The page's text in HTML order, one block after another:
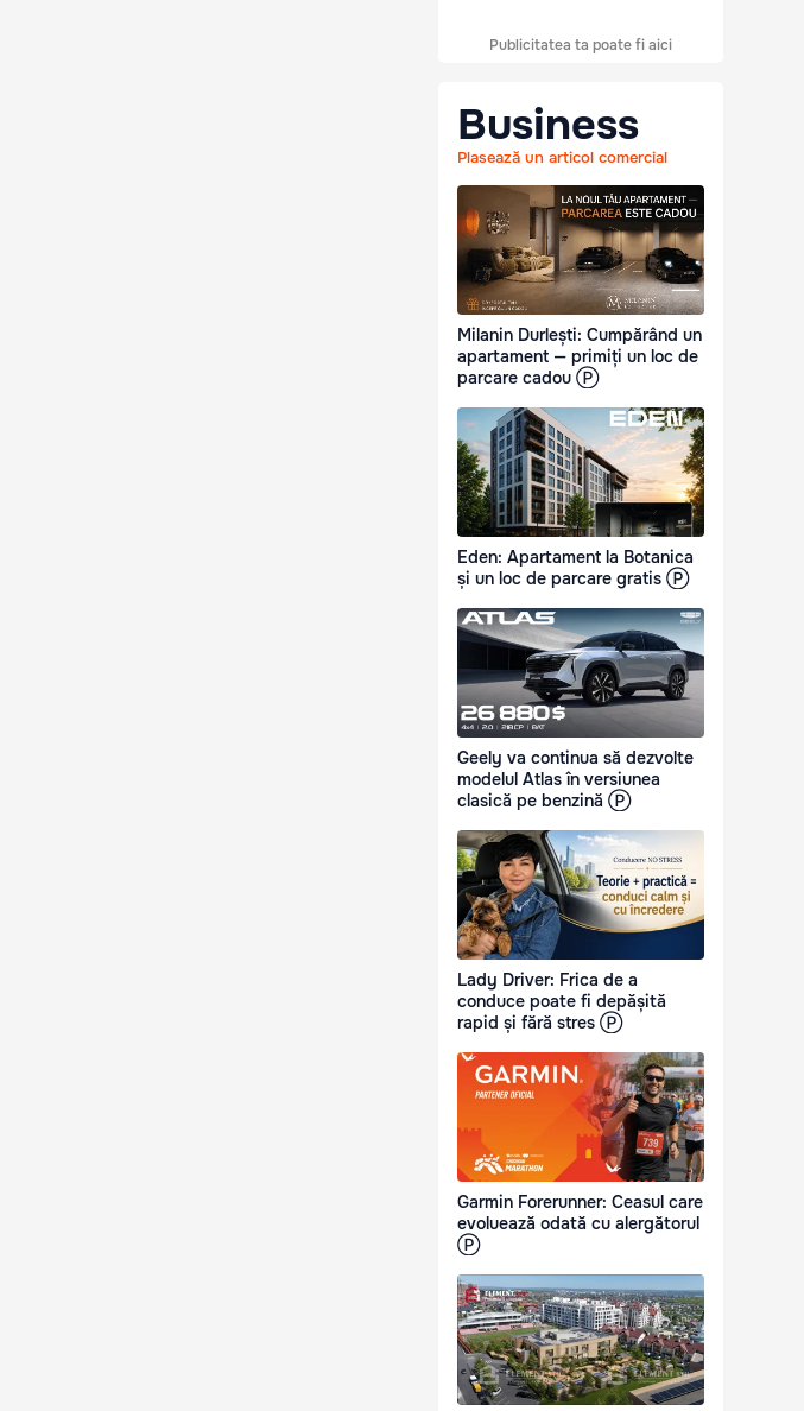
Publicitatea ta poate fi aici
Business
Plasează un articol comercial
Milanin Durlești: Cumpărând un
apartament — primiți un loc de
parcare cadou Ⓟ
Eden: Apartament la Botanica
și un loc de parcare gratis Ⓟ
Geely va continua să dezvolte
modelul Atlas în versiunea
clasică pe benzină Ⓟ
Lady Driver: Frica de a
conduce poate fi depășită
rapid și fără stres Ⓟ
Garmin Forerunner: Ceasul care
evoluează odată cu alergătorul
Ⓟ